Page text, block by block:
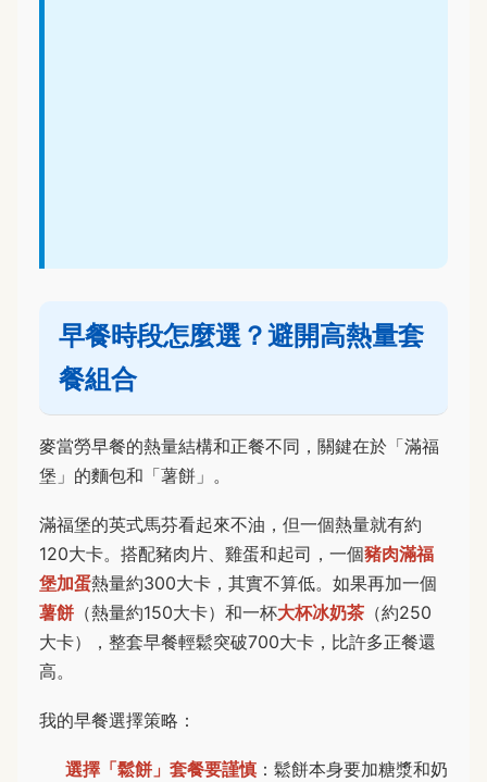
早餐時段怎麼選？避開高熱量套
餐組合
麥當勞早餐的熱量結構和正餐不同，關鍵在於「滿福
堡」的麵包和「薯餅」。
滿福堡的英式馬芬看起來不油，但一個熱量就有約
120大卡。搭配豬肉片、雞蛋和起司，一個豬肉滿福
堡加蛋熱量約300大卡，其實不算低。如果再加一個
薯餅 （熱量約150大卡）和一杯大杯冰奶茶 （約250
大卡），整套早餐輕鬆突破700大卡，比許多正餐還
高。
我的早餐選擇策略：
選擇「鬆餅」套餐要謹慎 ：鬆餅本身要加糖漿和奶